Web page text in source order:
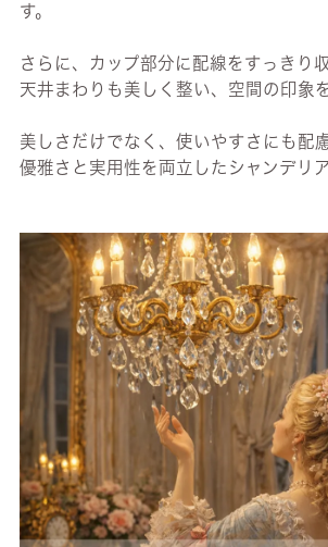
す。
さらに、カップ部分に配線をすっきり収
天井まわりも美しく整い、空間の印象
美しさだけでなく、使いやすさにも配慮
優雅さと実用性を両立したシャンデリア